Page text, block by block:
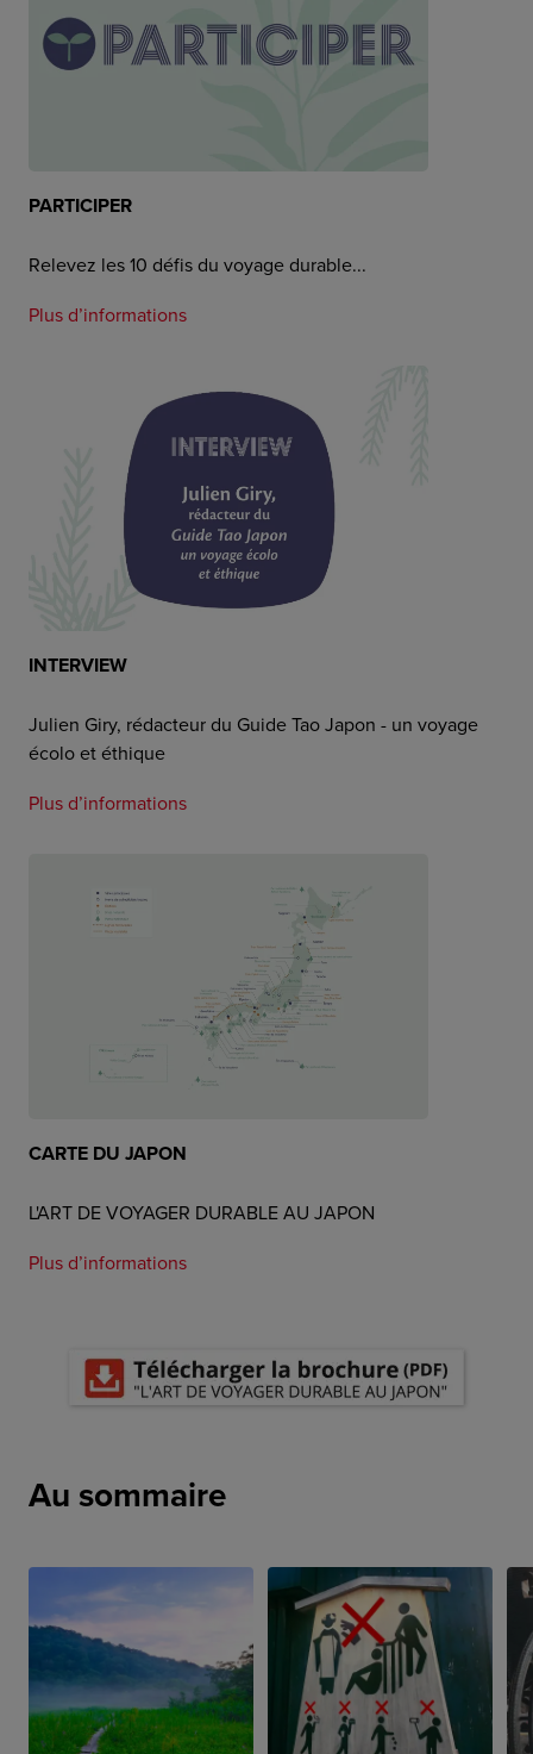
PARTICIPER
Relevez les 10 défis du voyage durable...
Plus d’informations
INTERVIEW
Julien Giry, rédacteur du Guide Tao Japon - un voyage
écolo et éthique
Plus d’informations
CARTE DU JAPON
L'ART DE VOYAGER DURABLE AU JAPON
Plus d’informations
Au sommaire